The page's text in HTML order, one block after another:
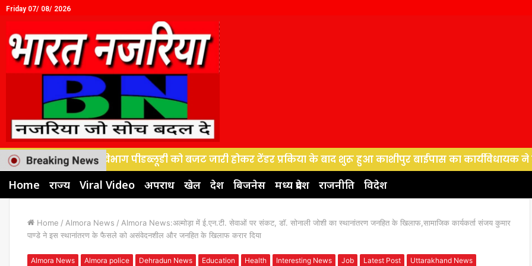
Friday 07/ 08/ 2026
विद्युत विभाग पीडब्लूडी को बजट जारी होकर टेंडर प्रकिया के बाद शुरू हुआ काशीपुर बाईपास का कार्यविधायक ने बजट को
Home राज्य Viral Video अपराध खेल देश बिजनेस मध्य प्रदेश राजनीति विदेश
Home / Almora News / Almora News:अल्मोड़ा में ई.एन.टी. सेवाओं पर संकट, डॉ. सोनाली जोशी का स्थानांतरण जनहित के खिलाफ,सामाजिक कार्यकर्ता संजय कुमार
पाण्डे ने इस स्थानांतरण के फैसले को असंवेदनशील और जनहित के खिलाफ करार दिया
Almora News Almora police Dehradun News Education Health Interesting News Job Latest Post Uttarakhand News